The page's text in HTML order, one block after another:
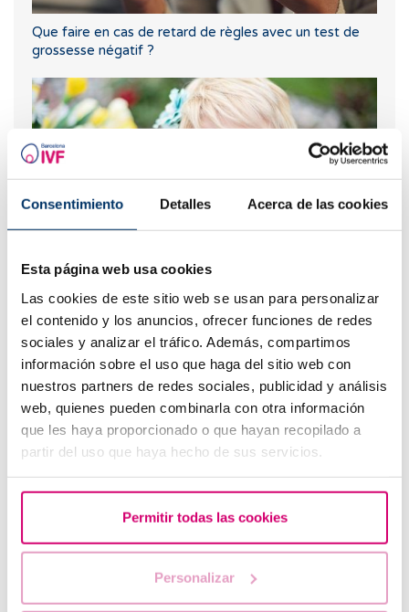
Consentimiento Detalles Acerca de las cookies
Esta página web usa cookies
Las cookies de este sitio web se usan para personalizar
el contenido y los anuncios, ofrecer funciones de redes
sociales y analizar el tráfico. Además, compartimos
información sobre el uso que haga del sitio web con
nuestros partners de redes sociales, publicidad y análisis
web, quienes pueden combinarla con otra información
que les haya proporcionado o que hayan recopilado a
partir del uso que haya hecho de sus servicios.
Permitir todas las cookies
Personalizar
Que faire en cas de retard de règles avec un test de
grossesse négatif ?
Progestérone,quand doit-on l'utiliser?
Le létrozole, la meilleure alternative pour induire
l’ovaire polykystique.